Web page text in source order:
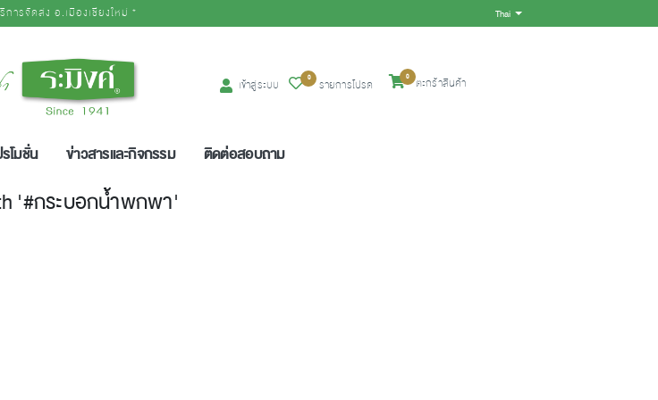
การจัดส่ง อ.เมืองเชียงใหม่ * Thai
Toggle Dropdown
เข้าสู่ระบบ รายการโปรด
0 ตะกร้าสินค้า
0
โมชั่น ข่าวสารและกิจกรรม ติดต่อสอบถาม
'#กระบอกน้ำพกพา'